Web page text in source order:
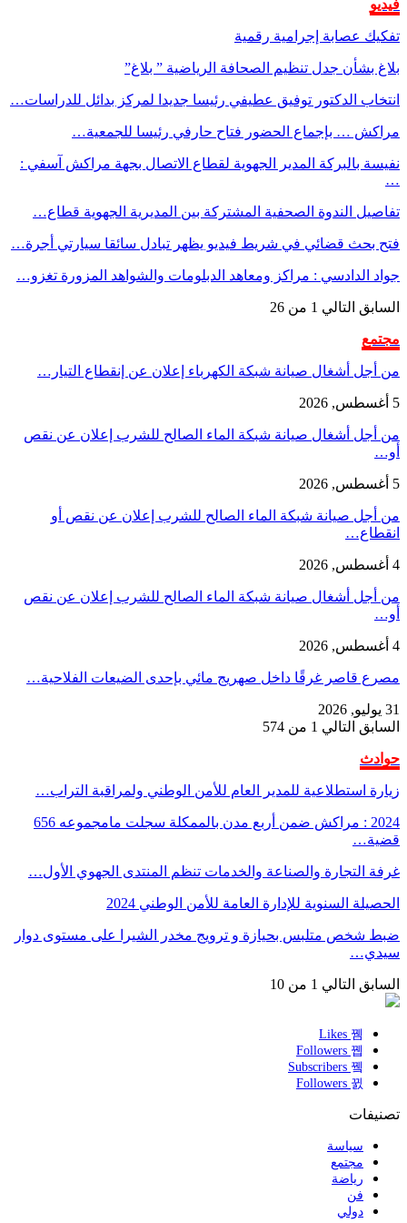
عصابة إجرامية رقمية
بشأن جدل تنظيم الصحافة الرياضية ” بلاغ”
الدكتور توفيق عطيفي رئيسا جديدا لمركز بدائل للدراسات…
… بإجماع الحضور فتاح حارفي رئيسا للجمعية…
بالبركة المدير الجهوية لقطاع الاتصال بجهة مراكش آسفي :
الندوة الصحفية المشتركة بين المديرية الجهوية قطاع…
بحث قضائي في شريط فيديو يظهر تبادل سائقا سيارتي أجرة…
الدادسي : مراكز ومعاهد الدبلومات والشواهد المزورة تغزو…
التالي1 من 26
أشغال صيانة شبكة الكهرباء إعلان عن إنقطاع التيار…
أشغال صيانة شبكة الماء الصالح للشرب إعلان عن نقص
صيانة شبكة الماء الصالح للشرب إعلان عن نقص أو
أشغال صيانة شبكة الماء الصالح للشرب إعلان عن نقص
قاصر غرقًا داخل صهريج مائي بإحدى الضيعات الفلاحية…
التالي1 من 574
استطلاعية للمدير العام للأمن الوطني ولمراقبة التراب…
2024 : مراكش ضمن أربع مدن بالممكلة سجلت مامجموعه 656
التجارة والصناعة والخدمات تنظم المنتدى الجهوي الأول…
السنوية للإدارة العامة للأمن الوطني 2024
شخص متلبس بحيازة و ترويج مخدر الشيرا على مستوى دوار
التالي1 من 10
Likes
Followers
Subscribers
Followers
سياسة
مجتمع
رياضة
فن
دولي